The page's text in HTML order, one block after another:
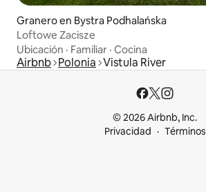
Granero en Bystra Podhalańska
Loftowe Zacisze
Ubicación · Familiar · Cocina
Airbnb Polonia Vistula River
© 2026 Airbnb, Inc.
Privacidad
Términos